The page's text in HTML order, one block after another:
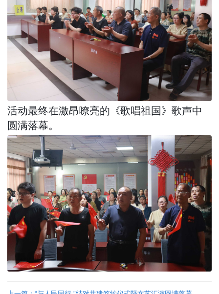
活动最终在激昂嘹亮的《歌唱祖国》歌声中
圆满落幕。